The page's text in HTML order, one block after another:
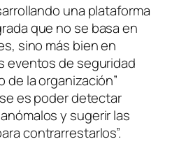
una plataforma
que no se basa en
sino más bien en
eventos de seguridad
la organización”
es poder detectar
y sugerir las
contrarrestarlos”.